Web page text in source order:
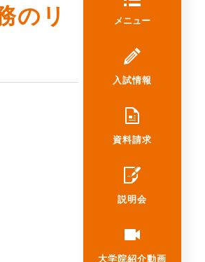
メニュー
入試情報
資料請求
説明会
大学院紹介動画
のリ